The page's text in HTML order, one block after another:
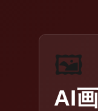
🖼️
AI